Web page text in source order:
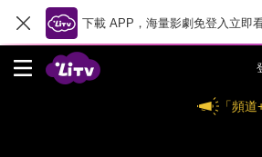
下載 APP，海量影劇免登入立即
「頻